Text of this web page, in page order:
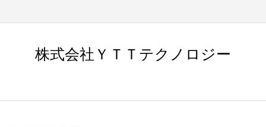
株式会社ＹＴＴテクノロジー